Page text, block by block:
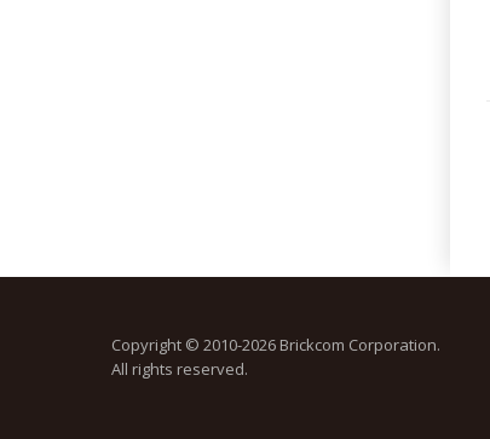
Copyright © 2010-2026 Brickcom Corporation.
All rights reserved.